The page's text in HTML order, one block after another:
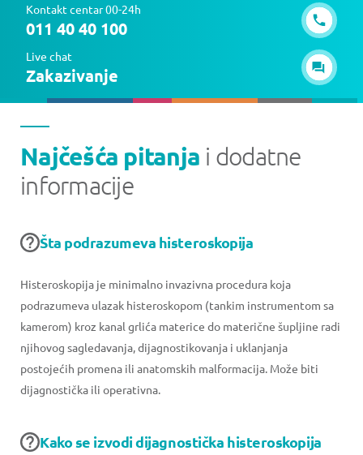
Kontakt centar 00-24h
011 40 40 100
Live chat
Zakazivanje
Najčešća pitanja i dodatne
informacije
Šta podrazumeva histeroskopija
Histeroskopija je minimalno invazivna procedura koja
podrazumeva ulazak histeroskopom (tankim instrumentom sa
kamerom) kroz kanal grlića materice do materične šupljine radi
njihovog sagledavanja, dijagnostikovanja i uklanjanja
postojećih promena ili anatomskih malformacija. Može biti
dijagnostička ili operativna.
Kako se izvodi dijagnostička histeroskopija